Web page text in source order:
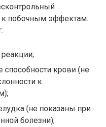
побочным эффектам.
крови (не
к
(не показаны при
болезни);